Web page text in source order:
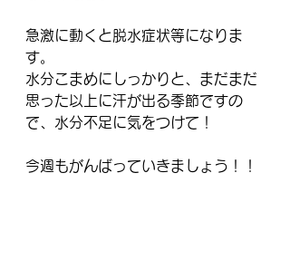
急激に動くと脱水症状等になりま
す。
水分こまめにしっかりと、まだまだ
思った以上に汗が出る季節ですの
で、水分不足に気をつけて！
今週もがんばっていきましょう！！